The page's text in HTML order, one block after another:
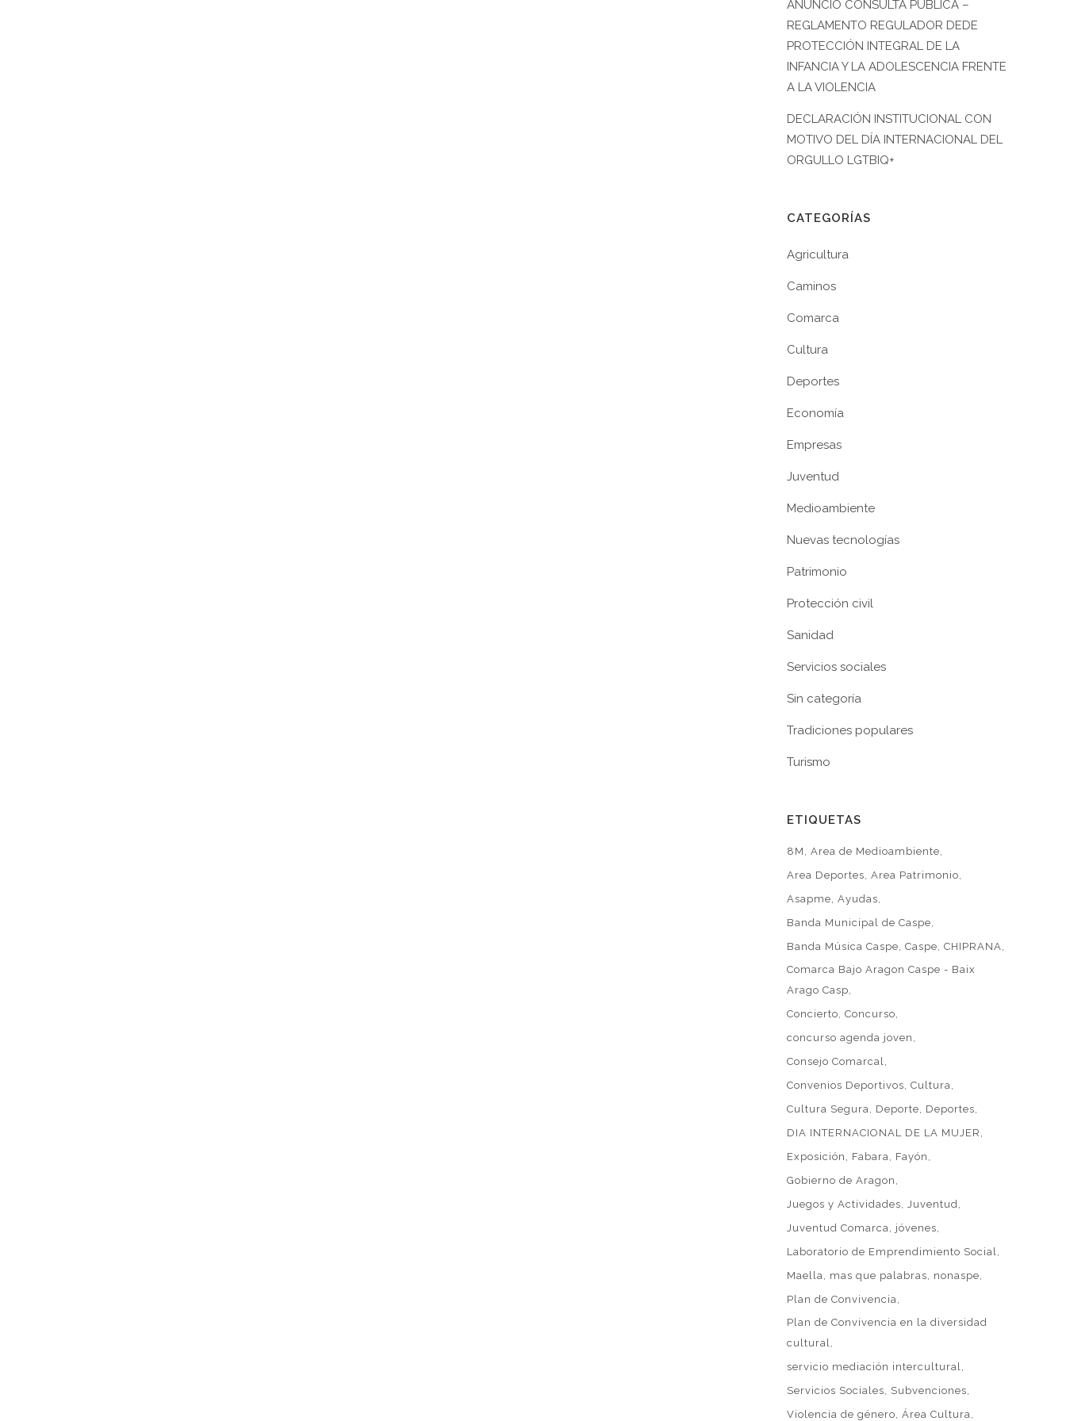
ANUNCIO CONSULTA PÚBLICA –
REGLAMENTO REGULADOR DEDE
PROTECCIÓN INTEGRAL DE LA
INFANCIA Y LA ADOLESCENCIA FRENTE
A LA VIOLENCIA
DECLARACIÓN INSTITUCIONAL CON
MOTIVO DEL DÍA INTERNACIONAL DEL
ORGULLO LGTBIQ+
CATEGORÍAS
Agricultura
Caminos
Comarca
Cultura
Deportes
Economía
Empresas
Juventud
Medioambiente
Nuevas tecnologías
Patrimonio
Protección civil
Sanidad
Servicios sociales
Sin categoría
Tradiciones populares
Turismo
ETIQUETAS
8M
Area de Medioambiente
Area Deportes Area Patrimonio
Asapme Ayudas
Banda Municipal de Caspe
Banda Música Caspe Caspe CHIPRANA
Comarca Bajo Aragon Caspe - Baix
Arago Casp
Concierto Concurso
concurso agenda joven
Consejo Comarcal
Convenios Deportivos Cultura
Cultura Segura
Deporte
Deportes
DIA INTERNACIONAL DE LA MUJER
Exposición
Fabara
Fayón
Gobierno de Aragon
Juegos y Actividades Juventud
Juventud Comarca
jóvenes
Laboratorio de Emprendimiento Social
Maella
mas que palabras
nonaspe
Plan de Convivencia
Plan de Convivencia en la diversidad
cultural
servicio mediación intercultural
Servicios Sociales
Subvenciones
Violencia de género Área Cultura
Compromiso de protección de datos
Registro de actividades de tratamiento